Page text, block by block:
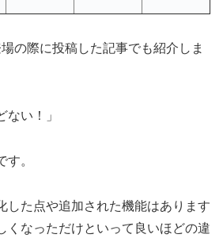
の際に投稿した記事でも紹介しま
ない！」
。
した点や追加された機能はあります
くなっただけといって良いほどの違